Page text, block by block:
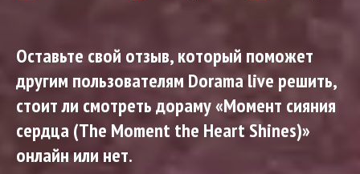
Оставьте свой отзыв, который поможет
другим пользователям Dorama live решить,
стоит ли смотреть дораму «Момент сияния
сердца (The Moment the Heart Shines)»
онлайн или нет.